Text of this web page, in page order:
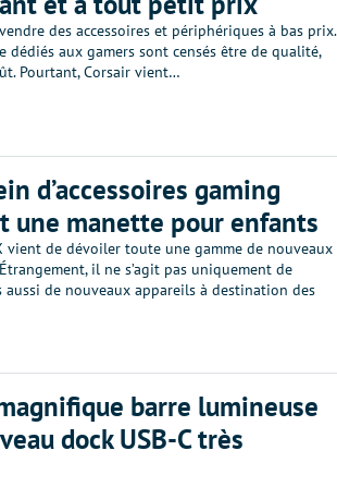
des accessoires et périphériques à bas prix.
dédiés aux gamers sont censés être de qualité,
Pourtant, Corsair vient…
d’accessoires gaming
une manette pour enfants
vient de dévoiler toute une gamme de nouveaux
il ne s’agit pas uniquement de
de nouveaux appareils à destination des
barre lumineuse
dock USB-C très